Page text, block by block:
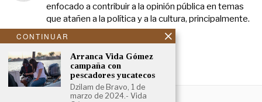
enfocado a contribuir a la opinión pública en temas
que atañen a la política y a la cultura, principalmente.
CONTINUAR
Arranca Vida Gómez
campaña con
pescadores yucatecos
Dzilam de Bravo, 1 de
marzo de 2024.- Vida